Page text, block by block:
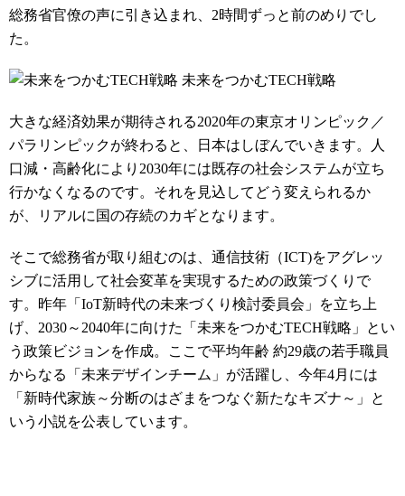
総務省官僚の声に引き込まれ、2時間ずっと前のめりでし
た。
未来をつかむTECH戦略
大きな経済効果が期待される2020年の東京オリンピック／
パラリンピックが終わると、日本はしぼんでいきます。人
口減・高齢化により2030年には既存の社会システムが立ち
行かなくなるのです。それを見込してどう変えられるか
が、リアルに国の存続のカギとなります。
そこで総務省が取り組むのは、通信技術（ICT)をアグレッ
シブに活用して社会変革を実現するための政策づくりで
す。昨年「IoT新時代の未来づくり検討委員会」を立ち上
げ、2030～2040年に向けた「未来をつかむTECH戦略」とい
う政策ビジョンを作成。ここで平均年齢 約29歳の若手職員
からなる「未来デザインチーム」が活躍し、今年4月には
「新時代家族～分断のはざまをつなぐ新たなキズナ～」と
いう小説を公表しています。